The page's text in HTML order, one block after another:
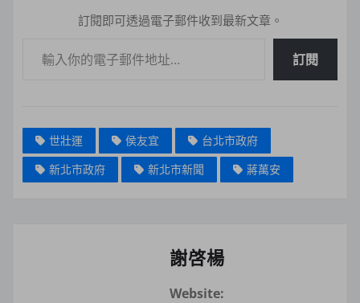
訂閱即可透過電子郵件收到最新文章。
訂閱
世壯運 侯友宜
台北市政府
新北市政府
新北市新聞 蔣萬安
謝啓楊
Website: